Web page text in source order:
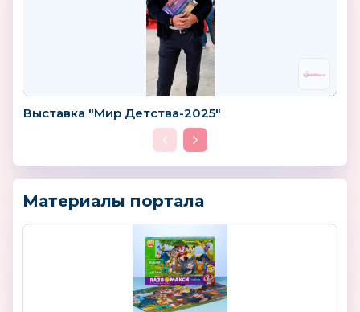
Выставка "Мир Детства-2025"
Материалы портала